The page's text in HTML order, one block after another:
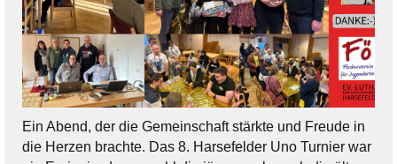
Ein Abend, der die Gemeinschaft stärkte und Freude in
die Herzen brachte. Das 8. Harsefelder Uno Turnier war